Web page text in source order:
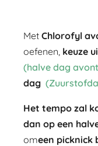
MetChlorofyl
oefenen, keuze
(halve dag
dag
Het tempo zal
dan op een
omeen picknick